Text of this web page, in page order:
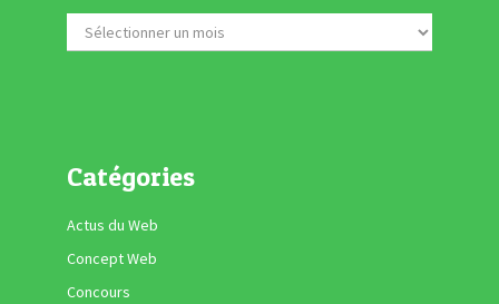
Catégories
Actus du Web
Concept Web
Concours